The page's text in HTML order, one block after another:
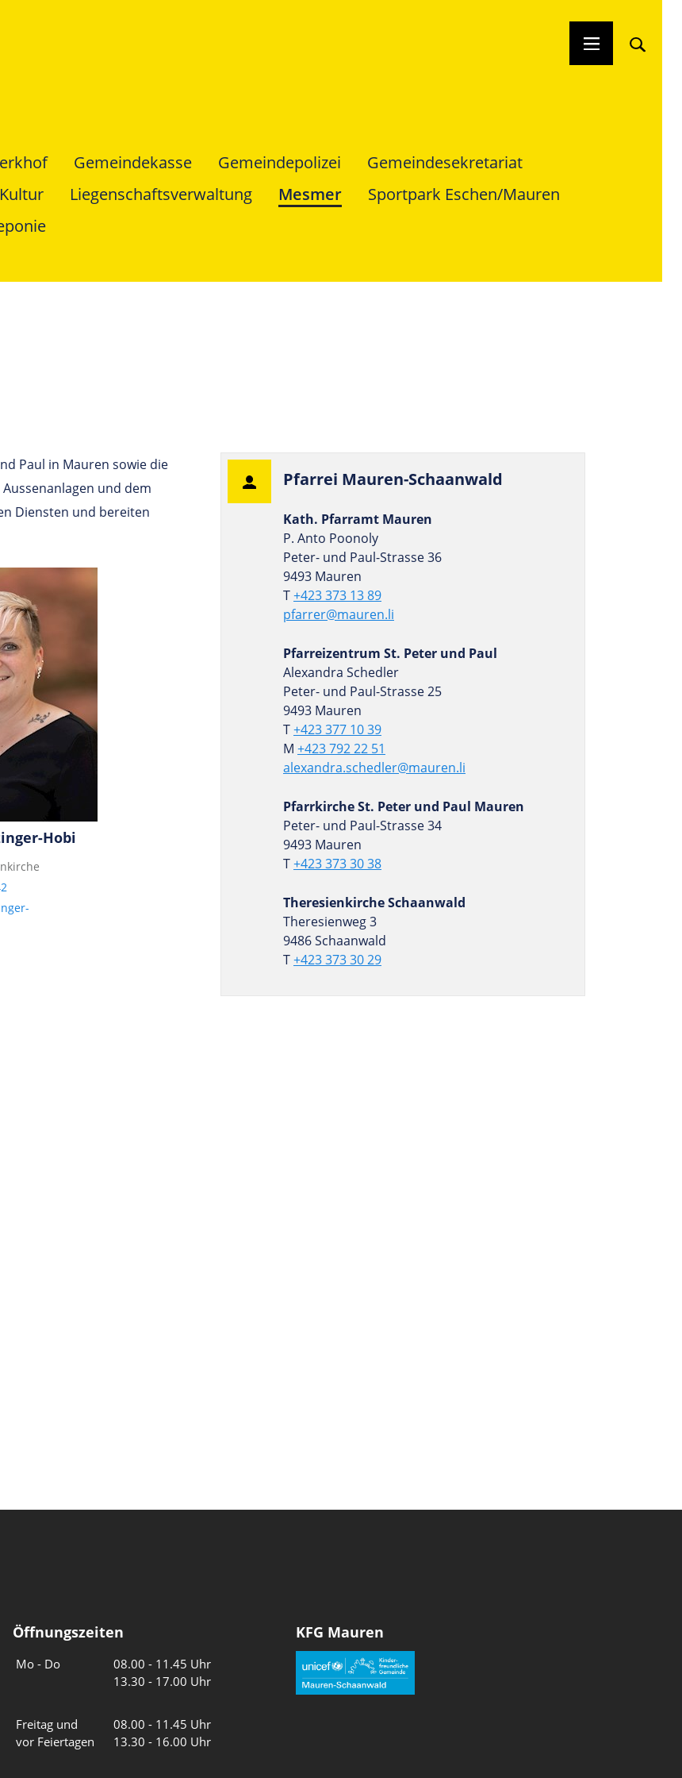
Gemeindekasse Gemeindepolizei
Gemeindesekretariat
Kultur Liegenschaftsverwaltung Mesmer
Sportpark Eschen/Mauren
Paul in Mauren sowie die
und dem
Diensten und bereiten
Hobi
Pfarrei Mauren-Schaanwald
Kath. Pfarramt Mauren
P. Anto Poonoly
Peter- und Paul-Strasse 36
9493 Mauren
T+423 373 13 89
pfarrer@mauren.li
Pfarreizentrum St. Peter und Paul
Alexandra Schedler
Peter- und Paul-Strasse 25
9493 Mauren
T+423 377 10 39
M +423 792 22 51
alexandra.schedler@mauren.li
Pfarrkirche St. Peter und Paul Mauren
Peter- und Paul-Strasse 34
9493 Mauren
T+423 373 30 38
Theresienkirche Schaanwald
Theresienweg 3
9486 Schaanwald
T+423 373 30 29
Öffnungszeiten
Mo - Do
08.00 - 11.45 Uhr
13.30 - 17.00 Uhr
Freitag und
vor Feiertagen
08.00 - 11.45 Uhr
13.30 - 16.00 Uhr
KFG Mauren